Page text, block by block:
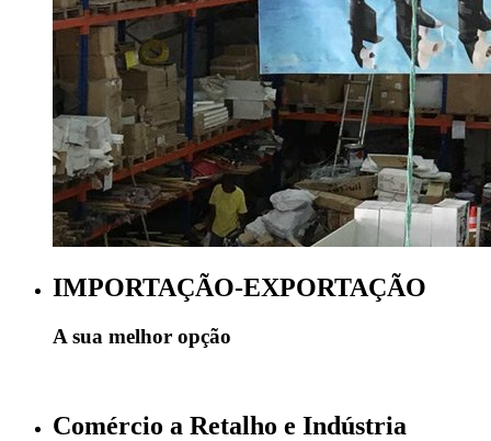
IMPORTAÇÃO-EXPORTAÇÃO
A sua melhor opção
Comércio a Retalho e Indústria